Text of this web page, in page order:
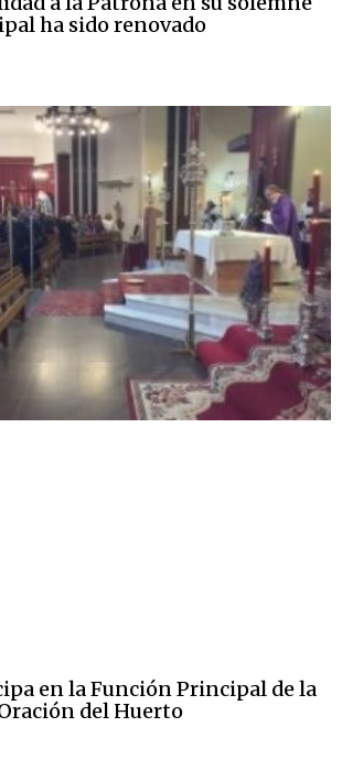
ha sido renovado
en la Función Principal de la
del Huerto